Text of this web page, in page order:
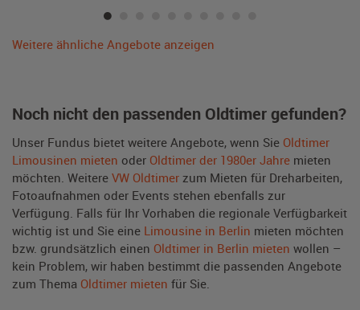
Weitere ähnliche Angebote anzeigen
Noch nicht den passenden Oldtimer gefunden?
Unser Fundus bietet weitere Angebote, wenn Sie Oldtimer
Limousinen mieten oder Oldtimer der 1980er Jahre mieten
möchten. Weitere VW Oldtimer zum Mieten für Dreharbeiten,
Fotoaufnahmen oder Events stehen ebenfalls zur
Verfügung. Falls für Ihr Vorhaben die regionale Verfügbarkeit
wichtig ist und Sie eine Limousine in Berlin mieten möchten
bzw. grundsätzlich einen Oldtimer in Berlin mieten wollen –
kein Problem, wir haben bestimmt die passenden Angebote
zum Thema Oldtimer mieten für Sie.